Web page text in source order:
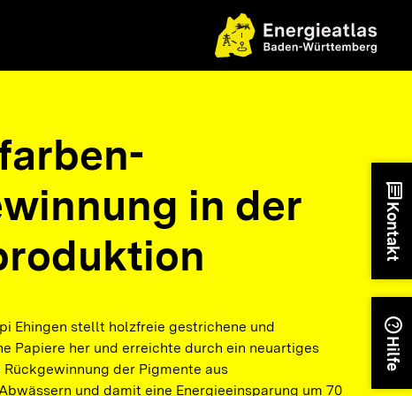
in der
Ehingen stellt holzfreie gestrichene und
Papiere her und erreichte durch ein neuartiges
Rückgewinnung der Pigmente aus
und damit eine Energieeinsparung um 70
chat
Kontakt
help
Hilfe